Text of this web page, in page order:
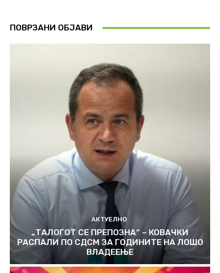
ПОВРЗАНИ ОБЈАВИ
АКТУЕЛНО
„ТАЛОГОТ СЕ ПРЕПОЗНА“ – КОВАЧКИ
РАСПАЛИ ПО СДСМ ЗА ГОДИНИТЕ НА ЛОШО
ВЛАДЕЕЊЕ